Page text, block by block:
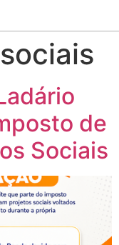
de
Sociais